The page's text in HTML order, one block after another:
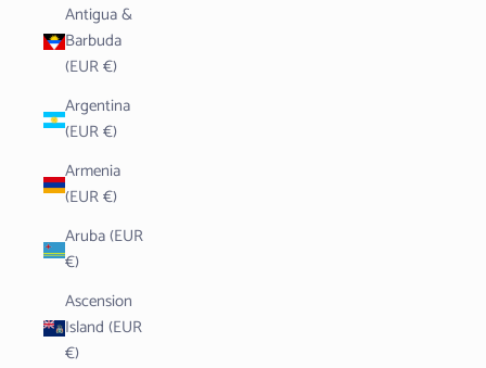
Antigua &
Barbuda
(EUR €)
Argentina
(EUR €)
Armenia
(EUR €)
Aruba (EUR
€)
Ascension
Island (EUR
€)